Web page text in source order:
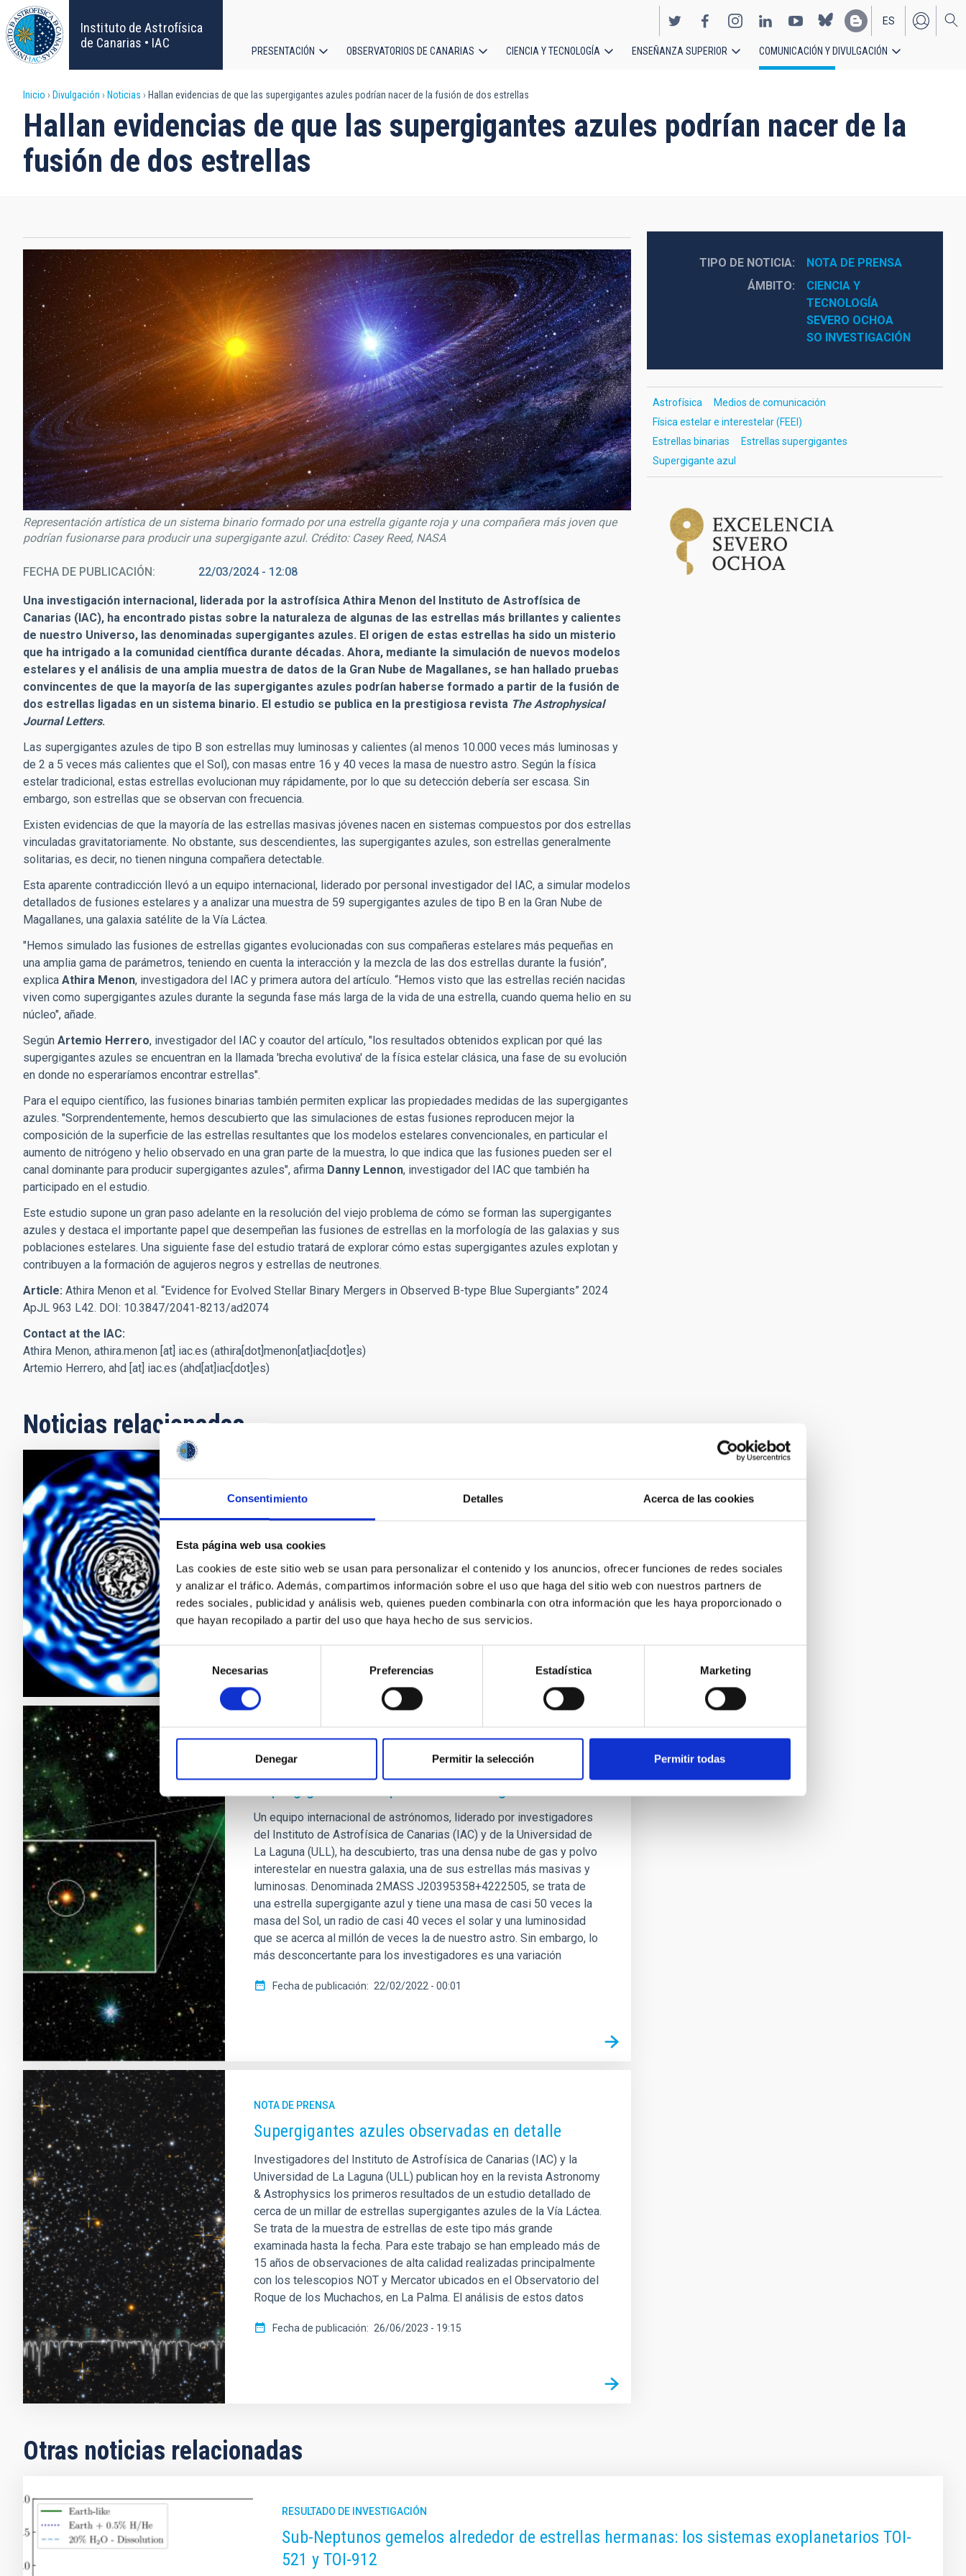
Consentimiento Detalles Acerca de las cookies
Esta página web usa cookies
Las cookies de este sitio web se usan para personalizar el contenido y los anuncios, ofrecer funciones de redes sociales
y analizar el tráfico. Además, compartimos información sobre el uso que haga del sitio web con nuestros partners de
redes sociales, publicidad y análisis web, quienes pueden combinarla con otra información que les haya proporcionado o
que hayan recopilado a partir del uso que haya hecho de sus servicios.
Selección
de
consentimiento
Necesarias Preferencias Estadística Marketing
Denegar Permitir la selección Permitir todas
Pasar
al
contenido
principal
Instituto de Astrofísica
de Canarias • IAC
EN
ES
principal
PRESENTACIÓN OBSERVATORIOS DE CANARIAS CIENCIA Y TECNOLOGÍA ENSEÑANZA SUPERIOR COMUNICACIÓN Y DIVULGACIÓN
Sobrescribir
enlaces
de
a
la
navegación
Inicio Divulgación Noticias Hallan evidencias de que las supergigantes azules podrían nacer de la fusión de dos estrellas
Hallan evidencias de que las supergigantes azules podrían nacer de la
fusión de dos estrellas
Representación artística de un sistema binario formado por una estrella gigante roja y una compañera más joven que
podrían fusionarse para producir una supergigante azul. Crédito: Casey Reed, NASA
FECHA DE PUBLICACIÓN 22/03/2024 - 12:08
Una investigación internacional, liderada por la astrofísica Athira Menon del Instituto de Astrofísica de
Canarias (IAC), ha encontrado pistas sobre la naturaleza de algunas de las estrellas más brillantes y calientes
de nuestro Universo, las denominadas supergigantes azules. El origen de estas estrellas ha sido un misterio
que ha intrigado a la comunidad científica durante décadas. Ahora, mediante la simulación de nuevos modelos
estelares y el análisis de una amplia muestra de datos de la Gran Nube de Magallanes, se han hallado pruebas
convincentes de que la mayoría de las supergigantes azules podrían haberse formado a partir de la fusión de
dos estrellas ligadas en un sistema binario. El estudio se publica en la prestigiosa revista The Astrophysical
Journal Letters.
Las supergigantes azules de tipo B son estrellas muy luminosas y calientes (al menos 10.000 veces más luminosas y
de 2 a 5 veces más calientes que el Sol), con masas entre 16 y 40 veces la masa de nuestro astro. Según la física
estelar tradicional, estas estrellas evolucionan muy rápidamente, por lo que su detección debería ser escasa. Sin
embargo, son estrellas que se observan con frecuencia.
Existen evidencias de que la mayoría de las estrellas masivas jóvenes nacen en sistemas compuestos por dos estrellas
vinculadas gravitatoriamente. No obstante, sus descendientes, las supergigantes azules, son estrellas generalmente
solitarias, es decir, no tienen ninguna compañera detectable.
Esta aparente contradicción llevó a un equipo internacional, liderado por personal investigador del IAC, a simular modelos
detallados de fusiones estelares y a analizar una muestra de 59 supergigantes azules de tipo B en la Gran Nube de
Magallanes, una galaxia satélite de la Vía Láctea.
"Hemos simulado las fusiones de estrellas gigantes evolucionadas con sus compañeras estelares más pequeñas en
una amplia gama de parámetros, teniendo en cuenta la interacción y la mezcla de las dos estrellas durante la fusión”,
explica Athira Menon, investigadora del IAC y primera autora del artículo. “Hemos visto que las estrellas recién nacidas
viven como supergigantes azules durante la segunda fase más larga de la vida de una estrella, cuando quema helio en su
núcleo", añade.
Según Artemio Herrero, investigador del IAC y coautor del artículo, "los resultados obtenidos explican por qué las
supergigantes azules se encuentran en la llamada 'brecha evolutiva' de la física estelar clásica, una fase de su evolución
en donde no esperaríamos encontrar estrellas".
Para el equipo científico, las fusiones binarias también permiten explicar las propiedades medidas de las supergigantes
azules. "Sorprendentemente, hemos descubierto que las simulaciones de estas fusiones reproducen mejor la
composición de la superficie de las estrellas resultantes que los modelos estelares convencionales, en particular el
aumento de nitrógeno y helio observado en una gran parte de la muestra, lo que indica que las fusiones pueden ser el
canal dominante para producir supergigantes azules", afirma Danny Lennon, investigador del IAC que también ha
participado en el estudio.
Este estudio supone un gran paso adelante en la resolución del viejo problema de cómo se forman las supergigantes
azules y destaca el importante papel que desempeñan las fusiones de estrellas en la morfología de las galaxias y sus
poblaciones estelares. Una siguiente fase del estudio tratará de explorar cómo estas supergigantes azules explotan y
contribuyen a la formación de agujeros negros y estrellas de neutrones.
Article: Athira Menon et al. “Evidence for Evolved Stellar Binary Mergers in Observed B-type Blue Supergiants” 2024
ApJL 963 L42. DOI: 10.3847/2041-8213/ad2074
Contact at the IAC:
Athira Menon, athira.menon [at] iac.es (athira[dot]menon[at]iac[dot]es)
Artemio Herrero, ahd [at] iac.es (ahd[at]iac[dot]es)
Noticias relacionadas
La Universidad Católica de Leuven, en colaboración con el Instituto
primer estudio de Astrosismología en estrellas de gran masa
utilizando datos de telescopios de la NASA.
Fecha de publicación 06/05/2019
NOTA DE PRENSA
Encuentran en la Vía Láctea una insólita estrella
Un equipo internacional de astrónomos, liderado por investigadores
del Instituto de Astrofísica de Canarias (IAC) y de la Universidad de
La Laguna (ULL), ha descubierto, tras una densa nube de gas y polvo
interestelar en nuestra galaxia, una de sus estrellas más masivas y
luminosas. Denominada 2MASS J20395358+4222505, se trata de
una estrella supergigante azul y tiene una masa de casi 50 veces la
masa del Sol, un radio de casi 40 veces el solar y una luminosidad
que se acerca al millón de veces la de nuestro astro. Sin embargo, lo
más desconcertante para los investigadores es una variación
Fecha de publicación 22/02/2022 - 00:01
NOTA DE PRENSA
Supergigantes azules observadas en detalle
Investigadores del Instituto de Astrofísica de Canarias (IAC) y la
Universidad de La Laguna (ULL) publican hoy en la revista Astronomy
& Astrophysics los primeros resultados de un estudio detallado de
cerca de un millar de estrellas supergigantes azules de la Vía Láctea.
Se trata de la muestra de estrellas de este tipo más grande
examinada hasta la fecha. Para este trabajo se han empleado más de
15 años de observaciones de alta calidad realizadas principalmente
con los telescopios NOT y Mercator ubicados en el Observatorio del
Roque de los Muchachos, en La Palma. El análisis de estos datos
Fecha de publicación 26/06/2023 - 19:15
TIPO DE NOTICIA
NOTA DE PRENSA
ÁMBITO
CIENCIA Y
TECNOLOGÍA
SEVERO OCHOA
SO INVESTIGACIÓN
Astrofísica
Medios de comunicación
Física estelar e interestelar (FEEI)
Estrellas binarias
Estrellas supergigantes
Supergigante azul
Otras noticias relacionadas
RESULTADO DE INVESTIGACIÓN
Sub-Neptunos gemelos alrededor de estrellas hermanas: los sistemas exoplanetarios TOI-
521 y TOI-912